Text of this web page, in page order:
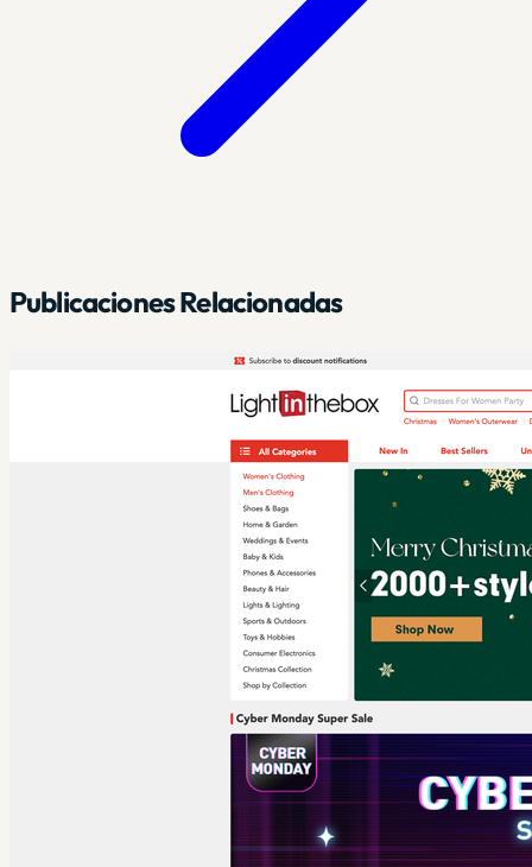
Publicaciones Relacionadas